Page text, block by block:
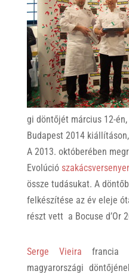
gi döntőjét március 12-
Budapest 2014
A 2013. októberében
Evolúció
össze tudásukat. A
felkészítése az év eleje
részt vett a Bocuse d’Or
Serge Vieira francia
magyarországi